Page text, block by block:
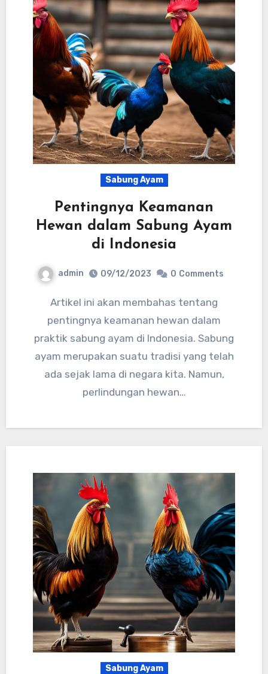
Sabung Ayam
Pentingnya Keamanan
Hewan dalam Sabung Ayam
di Indonesia
admin 09/12/2023 0 Comments
Artikel ini akan membahas tentang
pentingnya keamanan hewan dalam
praktik sabung ayam di Indonesia. Sabung
ayam merupakan suatu tradisi yang telah
ada sejak lama di negara kita. Namun,
perlindungan hewan…
Sabung Ayam